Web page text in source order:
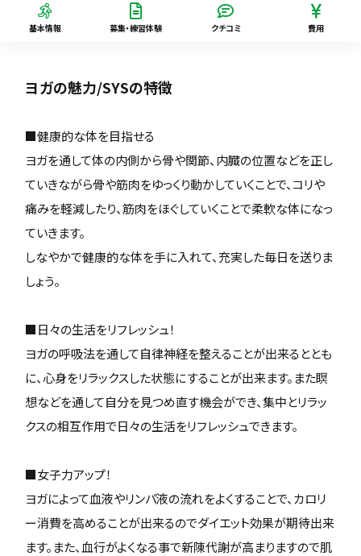
基本情報 募集・練習体験 クチコミ 費用
ヨガの魅力/SYSの特徴
■健康的な体を目指せる
ヨガを通して体の内側から骨や関節、内臓の位置などを正し
ていきながら骨や筋肉をゆっくり動かしていくことで、コリや
痛みを軽減したり、筋肉をほぐしていくことで柔軟な体になっ
ていきます。
しなやかで健康的な体を手に入れて、充実した毎日を送りま
しょう。
■日々の生活をリフレッシュ！
ヨガの呼吸法を通して自律神経を整えることが出来るととも
に、心身をリラックスした状態にすることが出来ます。また瞑
想などを通して自分を見つめ直す機会ができ、集中とリラッ
クスの相互作用で日々の生活をリフレッシュできます。
■女子力アップ！
ヨガによって血液やリンパ液の流れをよくすることで、カロリ
ー消費を高めることが出来るのでダイエット効果が期待出来
ます。また、血行がよくなる事で新陳代謝が高まりますので肌